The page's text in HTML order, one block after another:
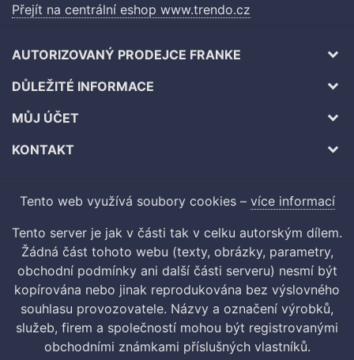
Přejít na centrální eshop www.trendo.cz
AUTORIZOVANÝ PRODEJCE FRANKE
DŮLEŽITÉ INFORMACE
MŮJ ÚČET
KONTAKT
Tento web využívá soubory cookies – více informací
Tento server je jak v části tak v celku autorským dílem.
Žádná část tohoto webu (texty, obrázky, parametry,
obchodní podmínky ani další části serveru) nesmí být
kopírována nebo jinak reprodukována bez výslovného
souhlasu provozovatele. Názvy a označení výrobků,
služeb, firem a společností mohou být registrovanými
obchodními známkami příslušných vlastníků.